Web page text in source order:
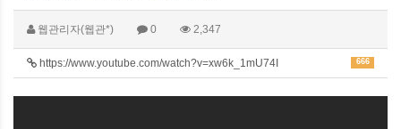
웹관리자(웹관*) 0 2,347
666
https://www.youtube.com/watch?v=xw6k_1mU74I